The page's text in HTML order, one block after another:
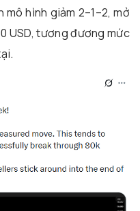
hình giảm 2–1–2, mở
USD, tương đương mức